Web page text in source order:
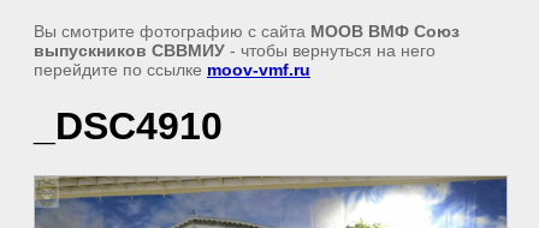
Вы смотрите фотографию с сайта МООВ ВМФ Союз
выпускников СВВМИУ - чтобы вернуться на него
перейдите по ссылке moov-vmf.ru
_DSC4910